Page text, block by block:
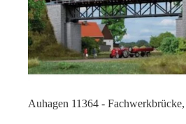
Sale
Auhagen 11364 -